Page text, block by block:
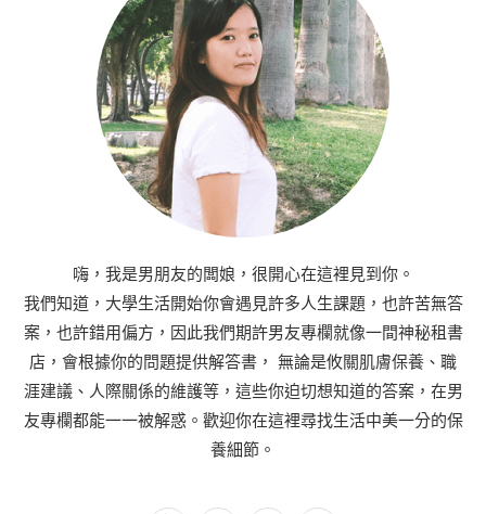
嗨，我是男朋友的闆娘，很開心在這裡見到你。
我們知道，大學生活開始你會遇見許多人生課題，也許苦無答
案，也許錯用偏方，因此我們期許男友專欄就像一間神秘租書
店，會根據你的問題提供解答書， 無論是攸關肌膚保養、職
涯建議、人際關係的維護等，這些你迫切想知道的答案，在男
友專欄都能一一被解惑。歡迎你在這裡尋找生活中美一分的保
養細節。